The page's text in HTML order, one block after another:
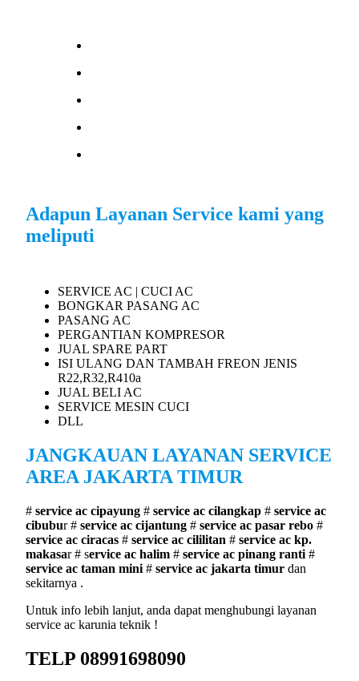
Adapun Layanan Service kami yang
meliputi
SERVICE AC | CUCI AC
BONGKAR PASANG AC
PASANG AC
PERGANTIAN KOMPRESOR
JUAL SPARE PART
ISI ULANG DAN TAMBAH FREON JENIS
R22,R32,R410a
JUAL BELI AC
SERVICE MESIN CUCI
DLL
JANGKAUAN LAYANAN SERVICE
AREA JAKARTA TIMUR
# service ac cipayung # service ac cilangkap # service ac
cibubur # service ac cijantung # service ac pasar rebo #
service ac ciracas # service ac cililitan # service ac kp.
makasar # service ac halim # service ac pinang ranti #
service ac taman mini # service ac jakarta timur dan
sekitarnya .
Untuk info lebih lanjut, anda dapat menghubungi layanan
service ac karunia teknik !
TELP 08991698090